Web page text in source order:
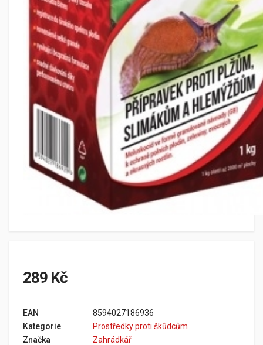
289 Kč
EAN
8594027186936
Kategorie
Prostředky proti škůdcům
Značka
Zahrádkář